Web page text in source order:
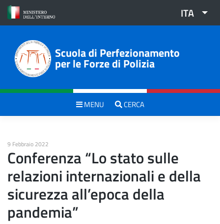
Skip
content
ITA
Scuola di Perfezionamento
per le Forze di Polizia
MENU CERCA
9 Febbraio 2022
Conferenza “Lo stato sulle
relazioni internazionali e della
sicurezza all’epoca della
pandemia”